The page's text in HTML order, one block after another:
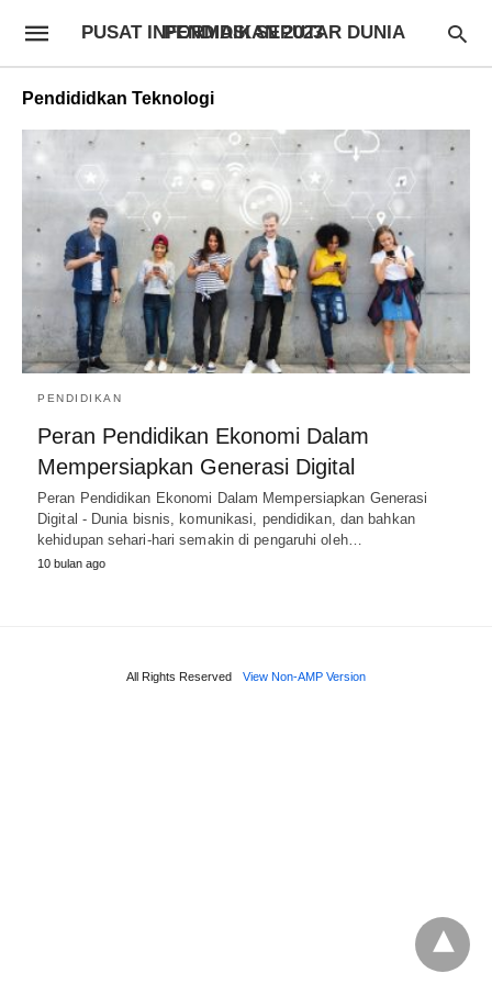
PUSAT INFORMASI SEPUTAR DUNIA PENDIDIKAN 2023
Pendididkan Teknologi
PENDIDIKAN
Peran Pendidikan Ekonomi Dalam
Mempersiapkan Generasi Digital
Peran Pendidikan Ekonomi Dalam Mempersiapkan Generasi
Digital - Dunia bisnis, komunikasi, pendidikan, dan bahkan
kehidupan sehari-hari semakin di pengaruhi oleh…
10 bulan ago
All Rights Reserved View Non-AMP Version